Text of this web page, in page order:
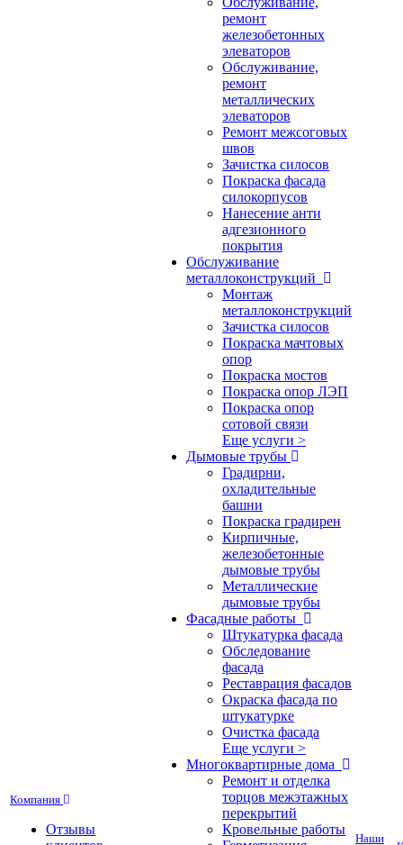
Компания
Отзывы
ремонт
железобетонных
элеваторов
Обслуживание,
ремонт
металлических
элеваторов
Ремонт межсоговых
швов
Зачистка силосов
Покраска фасада
силокорпусов
Нанесение анти
адгезионного
покрытия
Обслуживание
металлоконструкций
Монтаж
металлоконструкций
Зачистка силосов
Покраска мачтовых
опор
Покраска мостов
Покраска опор ЛЭП
Покраска опор
сотовой связи
Еще услуги >
Дымовые трубы
Градирни,
охладительные
башни
Покраска градирен
Кирпичные,
железобетонные
дымовые трубы
Металлические
дымовые трубы
Фасадные работы
Штукатурка фасада
Обследование
фасада
Реставрация фасадов
Окраска фасада по
штукатурке
Очистка фасада
Еще услуги >
Многоквартирные дома
Ремонт и отделка
торцов межэтажных
перекрытий
Кровельные работы
Наши